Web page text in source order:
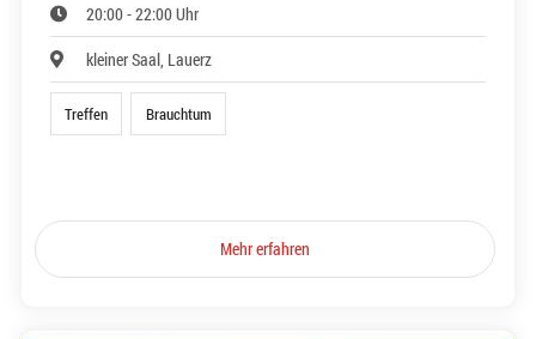
20:00 - 22:00 Uhr
kleiner Saal, Lauerz
Treffen Brauchtum
Mehr erfahren